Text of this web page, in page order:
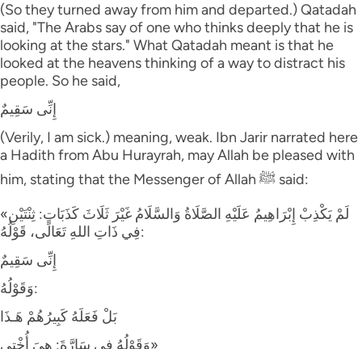
(So they turned away from him and departed.) Qatadah
said, "The Arabs say of one who thinks deeply that he is
looking at the stars." What Qatadah meant is that he
looked at the heavens thinking of a way to distract his
people. So he said,
إِنِّى سَقِيمٌ
(Verily, I am sick.) meaning, weak. Ibn Jarir narrated here
a Hadith from Abu Hurayrah, may Allah be pleased with
him, stating that the Messenger of Allah ﷺ said:
«لَمْ يَكْذِبْ إِبْرَاهِيمُ عَلَيْهِ الصَّلَاةُ وَالسَّلَامُ غَيْرَ ثَلَاثَ كَذَبَاتٍ: ثِنْتَيْنِ
فِي ذَاتِ اللهِ تَعَالَى، قَوْلُهُ:
إِنِّى سَقِيمٌ
وَقَوْلُهُ:
بَلْ فَعَلَهُ كَبِيرُهُمْ هَـذَا
وَقَوْلُهُ فِي سَارَّةَ: هِيَ أُخْتِي»